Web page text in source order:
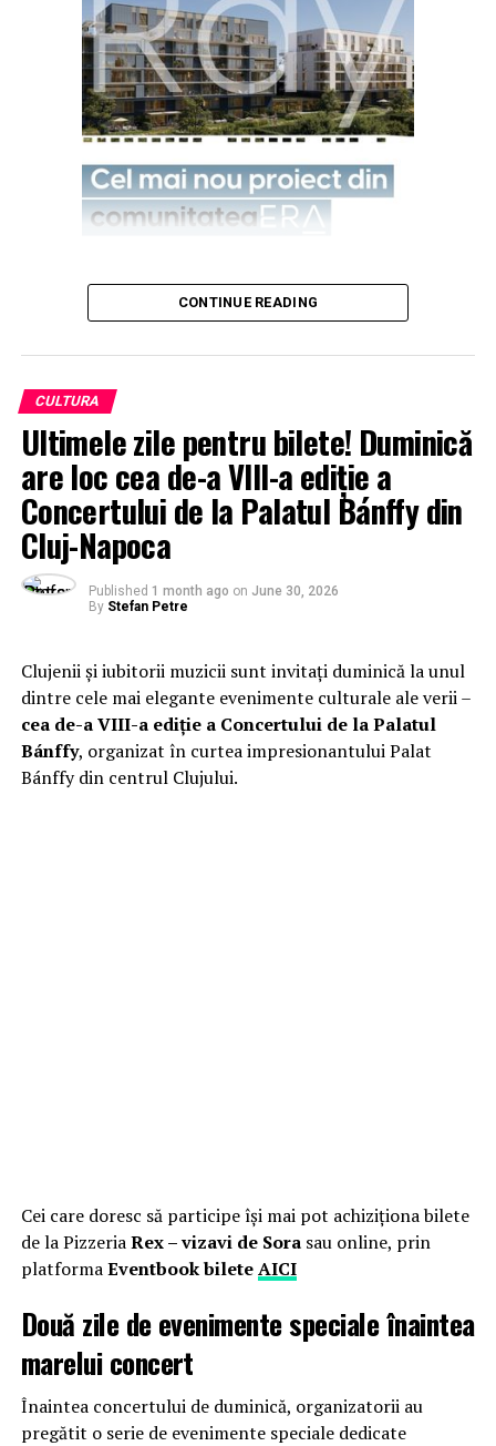
CONTINUE READING
CULTURA
Ultimele zile pentru bilete! Duminică
are loc cea de-a VIII-a ediție a
Concertului de la Palatul Bánffy din
Cluj-Napoca
Published 1 month ago on June 30, 2026
By Stefan Petre
Clujenii și iubitorii muzicii sunt invitați duminică la unul
dintre cele mai elegante evenimente culturale ale verii –
cea de-a VIII-a ediție a Concertului de la Palatul
Bánffy, organizat în curtea impresionantului Palat
Bánffy din centrul Clujului.
Cei care doresc să participe își mai pot achiziționa bilete
de la PizzeriaRex – vizavi de Sora sau online, prin
platformaEventbook bileteAICI
Două zile de evenimente speciale înaintea
marelui concert
Înaintea concertului de duminică, organizatorii au
pregătit o serie de evenimente speciale dedicate